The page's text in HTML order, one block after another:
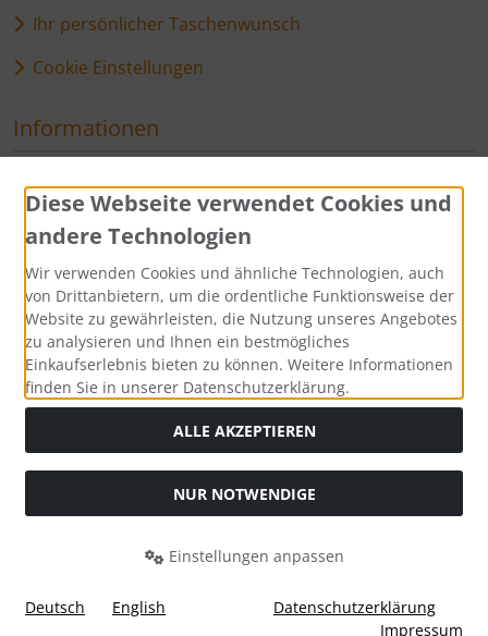
Ihr persönlicher Taschenwunsch
Cookie Einstellungen
Informationen
Sitemap
Zahlungsmethoden
Social Media
. Die durchgestrichenen Preise entsprechen
Couture & Vintage © 2026 | Template © 2026 by Karl
modified eCommerce Shopsoftware © 2009-2026
Diese Webseite verwendet Cookies und
andere Technologien
Wir verwenden Cookies und ähnliche Technologien, auch
von Drittanbietern, um die ordentliche Funktionsweise der
Website zu gewährleisten, die Nutzung unseres Angebotes
zu analysieren und Ihnen ein bestmögliches
Einkaufserlebnis bieten zu können. Weitere Informationen
finden Sie in unserer Datenschutzerklärung.
ALLE AKZEPTIEREN
NUR NOTWENDIGE
Einstellungen anpassen
Deutsch English
Datenschutzerklärung
Impressum